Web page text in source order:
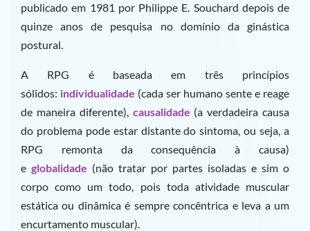
publicado em 1981 por Philippe E. Souchard depois de
quinze anos de pesquisa no domínio da ginástica
postural.
A RPG é baseada em três princípios
sólidos: individualidade (cada ser humano sente e reage
de maneira diferente), causalidade (a verdadeira causa
do problema pode estar distante do sintoma, ou seja, a
RPG remonta da consequência à causa)
e globalidade (não tratar por partes isoladas e sim o
corpo como um todo, pois toda atividade muscular
estática ou dinâmica é sempre concêntrica e leva a um
encurtamento muscular).